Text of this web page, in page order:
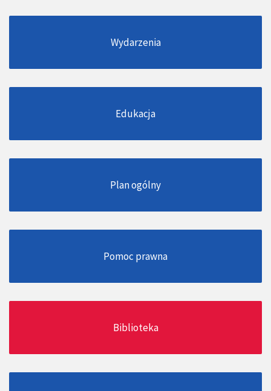
Wydarzenia
Edukacja
Plan ogólny
Pomoc prawna
Biblioteka